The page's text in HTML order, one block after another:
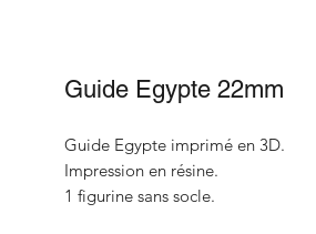
Guide Egypte 22mm
Guide Egypte imprimé en 3D.
Impression en résine.
1 figurine sans socle.